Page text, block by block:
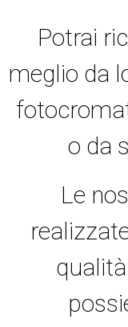
Potrai
meglio da
o da
Le